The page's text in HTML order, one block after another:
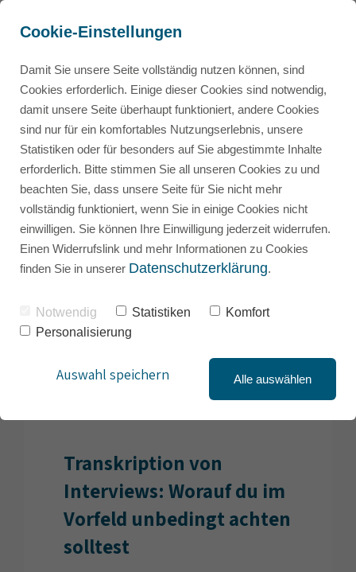
Mini-Kurs: So findest du Fragen für den Leitfaden
In 5 Schritten deine Experteninterviews meistern
Promovieren – Ja oder nein?
Für Ärzte: Promovieren – Ja oder nein?
Beratung für Studierende & Doktoranden
Korrektur von Abschlussarbeiten
Universitäten/Hochschulen
Transkription von
Interviews: Worauf du im
Vorfeld unbedingt achten
solltest
Cookie-Einstellungen
Damit Sie unsere Seite vollständig nutzen können, sind
Cookies erforderlich. Einige dieser Cookies sind notwendig,
damit unsere Seite überhaupt funktioniert, andere Cookies
sind nur für ein komfortables Nutzungserlebnis, unsere
Statistiken oder für besonders auf Sie abgestimmte Inhalte
erforderlich. Bitte stimmen Sie all unseren Cookies zu und
beachten Sie, dass unsere Seite für Sie nicht mehr
vollständig funktioniert, wenn Sie in einige Cookies nicht
einwilligen. Sie können Ihre Einwilligung jederzeit widerrufen.
Einen Widerrufslink und mehr Informationen zu Cookies
finden Sie in unserer Datenschutzerklärung.
Notwendig Statistiken
Komfort
Personalisierung
Auswahl speichern Alle auswählen